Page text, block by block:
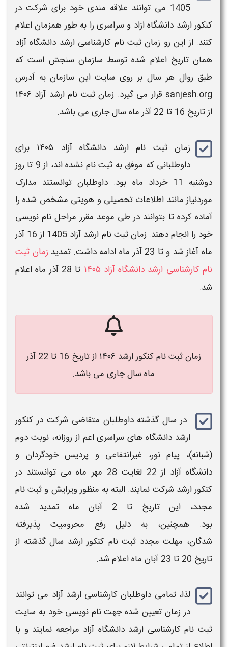
1405 می توانند علاقه مندی خود برای شرکت در
کنکور ارشد دانشگاه ازاد و سراسری را به طور همزمان اعلام
کنند. از این رو زمان ثبت نام کارشناسی ارشد دانشگاه آزاد
همان تاریخ اعلام شده توسط سازمان سنجش است که
طبق روال هر سال بر روی سایت این سازمان به آدرس
sanjesh.org قرار می گیرد. زمان ثبت نام ارشد آزاد ۱۴۰۶
از تاریخ 16 تا 22 آذر ماه سال جاری می باشد.
زمان ثبت نام ارشد دانشگاه آزاد ۱۴۰۵
برای
داوطلبانی که موفق به ثبت‌ نام نشده‌ اند، از 9 تا روز
دوشنبه 11 خرداد ماه بود. داوطلبان توانستند مدارک
موردنیاز مانند اطلاعات تحصیلی و هویتی مشخص شده را
آماده کرده تا بتوانند در طی موعد مقرر مراحل نام نویسی
خود را انجام دهند. زمان ثبت نام ارشد آزاد 1405
از 16 آذر
ماه آغاز شد و تا 23 آذر ماه ادامه داشت. تمدید
زمان ثبت
نام کارشناسی ارشد دانشگاه آزاد ۱۴۰۵
تا 28 آذر ماه اعلام
شد.
زمان ثبت نام کنکور ارشد ۱۴۰۶ از تاریخ 16 تا 22 آذر
ماه سال جاری می باشد.
در سال گذشته داوطلبان متقاضی شرکت در کنکور
ارشد دانشگاههای سراسری اعم از روزانه، نوبت دوم
(شبانه)، پیام نور، غیرانتفاعی و پردیس خودگردان و
دانشگاه آزاد
از 22 لغایت 28 مهر ماه می توانستند در
کنکورارشد شرکت نمایند. البته به منظور ویرایش وثبت نام
مجدد، این تاریخ تا 2 آبان ماه تمدید شده
بود. همچنین، به دلیل رفع محرومیت پذیرفته
شدگان، مهلت مجدد ثبت نام کنکور ارشد سال گذشته از
تاریخ 20 تا 23 آبان ماه اعلام شد.
لذا، تمامی داوطلبان کارشناسی ارشد آزاد می توانند
در زمان تعیین شده جهت نام نویسی خود به سایت
ثبت نام کارشناسی ارشد دانشگاه آزاد مراجعه نمایند و با